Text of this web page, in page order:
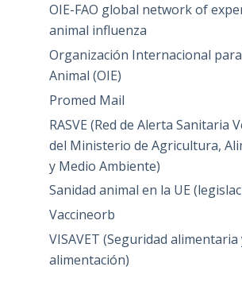
OIE-FAO global network of
animal influenza
Organización Internacional
Animal (OIE)
Promed Mail
RASVE (Red de Alerta Sanitaria
del Ministerio de Agricultura,
y Medio Ambiente)
Sanidad animal en la UE
Vaccineorb
VISAVET (Seguridad alimentaria
alimentación)